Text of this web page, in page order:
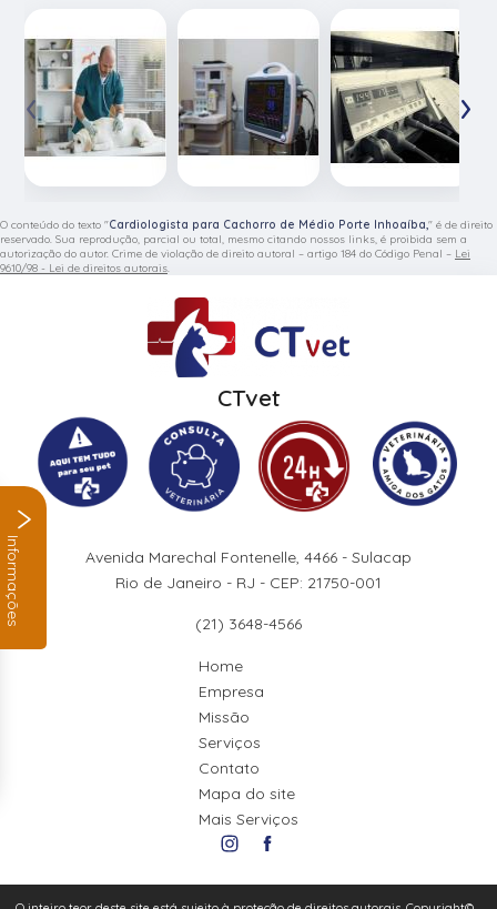
‹ ›
O conteúdo do texto "Cardiologista para Cachorro de Médio Porte Inhoaíba," é de direito
reservado. Sua reprodução, parcial ou total, mesmo citando nossos links, é proibida sem a
autorização do autor. Crime de violação de direito autoral – artigo 184 do Código Penal – Lei
9610/98 - Lei de direitos autorais.
CTvet
Avenida Marechal Fontenelle, 4466 - Sulacap
Rio de Janeiro - RJ - CEP: 21750-001
(21) 3648-4566
Home
Empresa
Missão
Serviços
Contato
Mapa do site
Mais Serviços
Informações